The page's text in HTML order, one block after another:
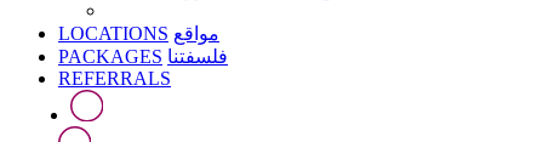
LOCATIONS مواقع
PACKAGES فلسفتنا
REFERRALS